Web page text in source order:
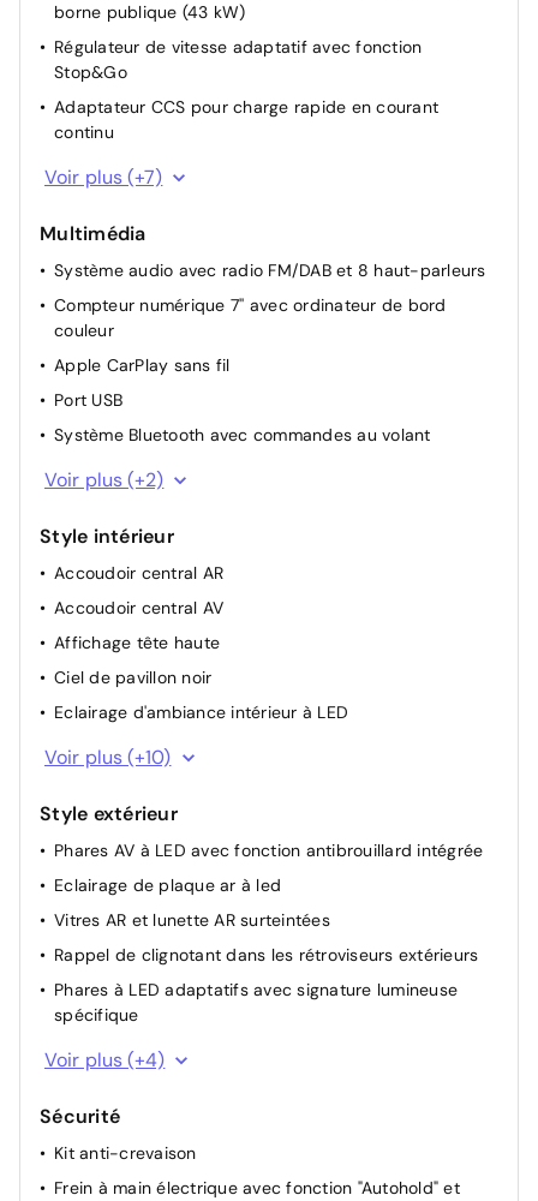
borne publique (43 kW)
Régulateur de vitesse adaptatif avec fonction
Stop&Go
Adaptateur CCS pour charge rapide en courant
continu
Câble de recharge Type 2
Fonction "Coming / Leaving home"
Lave-phares
Pare-soleil avec miroir de courtoisie et éclairage côtés
conducteur et passager + rangement côté conducteur
Rétroviseurs extérieurs chauffants, réglables
électriquement et à rabattage automatique (à
photochromatique côté conducteur
Vitres électriques AV avec commande à impulsion
Voir plus (+7)
Multimédia
Système audio avec radio FM/DAB et 8 haut-parleurs
Compteur numérique 7'' avec ordinateur de bord
couleur
Apple CarPlay sans fil
Port USB
Système Bluetooth avec commandes au volant
Ecran secondaire tactile pour réglages de la
climatisation
Système Mazda Connect avec écran couleur 8,8'' TFT
et système de navigation
Voir plus (+2)
Style intérieur
Accoudoir central AR
Accoudoir central AV
Affichage tête haute
Ciel de pavillon noir
Eclairage d'ambiance intérieur à LED
Inserts de console centrale en liège véritable
Poignée de boîte à gants chromée
Sellerie Ambiance « Modern Confidence » : sellerie
tissu clair Gris clair et similicuir Blanc
Siège conducteur avec réglages électriques 8 voies
Siège passager réglable manuellement 6 voies
Sièges AR rabattables 60/40
Volant et pommeau de levier de vitesses gainé de cuir
Pack Hiver: Sièges AV chauffants
Voir plus (+10)
Style extérieur
Phares AV à LED avec fonction antibrouillard intégrée
Eclairage de plaque ar à led
Vitres AR et lunette AR surteintées
Rappel de clignotant dans les rétroviseurs extérieurs
Phares à LED adaptatifs avec signature lumineuse
spécifique
Becquet de toit
Montants de portes "Piano Black" avec insert "Satiné"
sur montants AR
Jantes alliage 18" "Bright"
Voir plus (+4)
Sécurité
Kit anti-crevaison
Frein à main électrique avec fonction "Autohold" et